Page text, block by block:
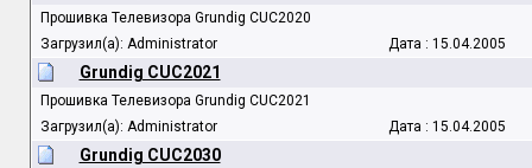
Прошивка Телевизора Grundig CUC2020
Загрузил(а): Administrator
Дата : 15.04.2005
Grundig CUC2021
Прошивка Телевизора Grundig CUC2021
Загрузил(а): Administrator
Дата : 15.04.2005
Grundig CUC2030